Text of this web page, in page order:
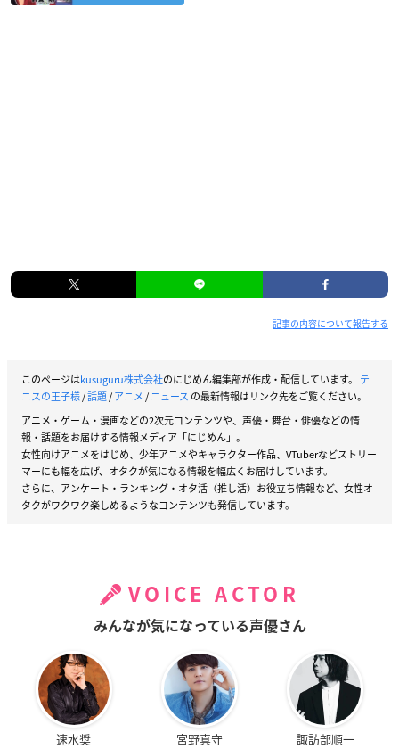
記事の内容について報告する
このページはkusuguru株式会社のにじめん編集部が作成・配信しています。 テ
ニスの王子様/話題/アニメ/ニュース の最新情報はリンク先をご覧ください。
アニメ・ゲーム・漫画などの2次元コンテンツや、声優・舞台・俳優などの情
報・話題をお届けする情報メディア「にじめん」。
女性向けアニメをはじめ、少年アニメやキャラクター作品、VTuberなどストリー
マーにも幅を広げ、オタクが気になる情報を幅広くお届けしています。
さらに、アンケート・ランキング・オタ活（推し活）お役立ち情報など、女性オ
タクがワクワク楽しめるようなコンテンツも発信しています。
VOICE ACTOR
みんなが気になっている声優さん
速水奨 宮野真守 諏訪部順一